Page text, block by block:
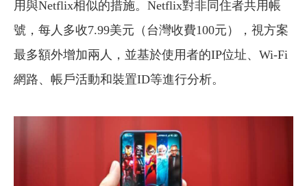
用與Netflix相似的措施。Netflix對非同住者共用帳
號，每人多收7.99美元（台灣收費100元），視方案
最多額外增加兩人，並基於使用者的IP位址、Wi-Fi
網路、帳戶活動和裝置ID等進行分析。